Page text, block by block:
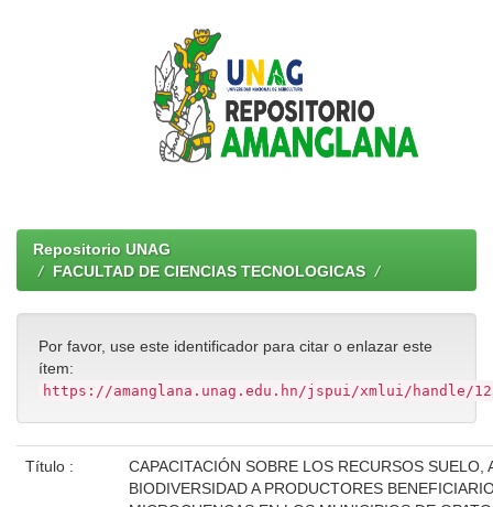
Repositorio UNAG
FACULTAD DE CIENCIAS TECNOLOGICAS
Por favor, use este identificador para citar o enlazar este
ítem:
https://amanglana.unag.edu.hn/jspui/xmlui/handle/
Título :
CAPACITACIÓN SOBRE LOS RECURSOS SUELO,
BIODIVERSIDAD A PRODUCTORES